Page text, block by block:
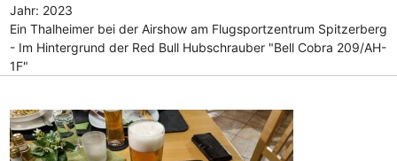
Jahr: 2023
Ein Thalheimer bei der Airshow am Flugsportzentrum Spitzerberg
- Im Hintergrund der Red Bull Hubschrauber "Bell Cobra 209/AH-
1F"